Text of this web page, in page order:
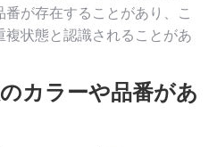
が存在することがあり、こ
状態と認識されることがあ
カラーや品番があ